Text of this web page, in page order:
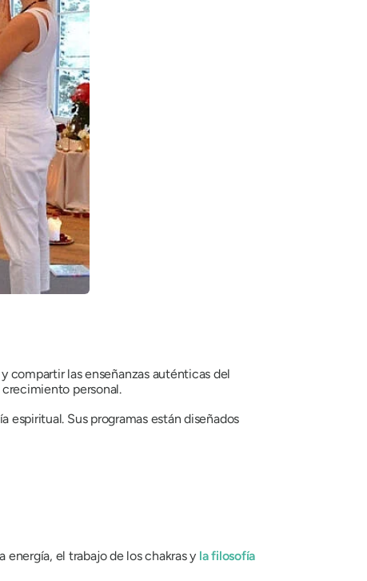
compartir las enseñanzas auténticas del
personal.
Sus programas están diseñados
energía, el trabajo de los chakras y la filosofía